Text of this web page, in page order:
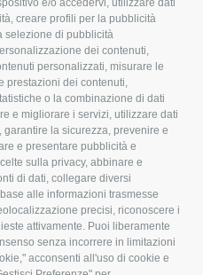
e/o accedervi, utilizzare dati
creare profili per la pubblicità
selezione di pubblicità
dei contenuti,
personalizzati, misurare le
prestazioni dei contenuti,
o la combinazione di dati
e migliorare i servizi, utilizzare dati
la sicurezza, prevenire e
e presentare pubblicità e
sulla privacy, abbinare e
di dati, collegare diversi
alle informazioni trasmesse
precisi, riconoscere i
attivamente. Puoi liberamente
senza incorrere in limitazioni
acconsenti all'uso di cookie e
Fiscale
Lavoro
Ambiente
Associazione
CONFAGRICOLTURA
ATTIVA
Notizie in evidenza
Eventi
Comunicati Stampa